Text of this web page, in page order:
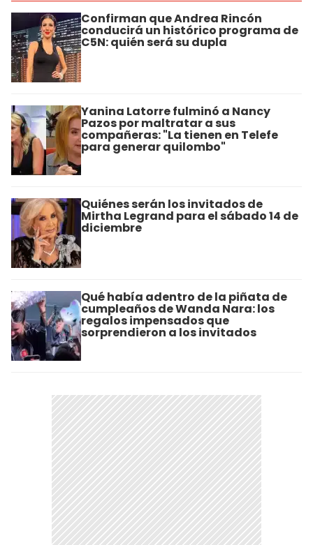
Confirman que Andrea Rincón
conducirá un histórico programa de
C5N: quién será su dupla
Yanina Latorre fulminó a Nancy
Pazos por maltratar a sus
compañeras: "La tienen en Telefe
para generar quilombo"
Quiénes serán los invitados de
Mirtha Legrand para el sábado 14 de
diciembre
Qué había adentro de la piñata de
cumpleaños de Wanda Nara: los
regalos impensados que
sorprendieron a los invitados